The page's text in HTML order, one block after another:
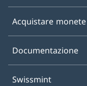
Acquistare monete
Documentazione
Swissmint